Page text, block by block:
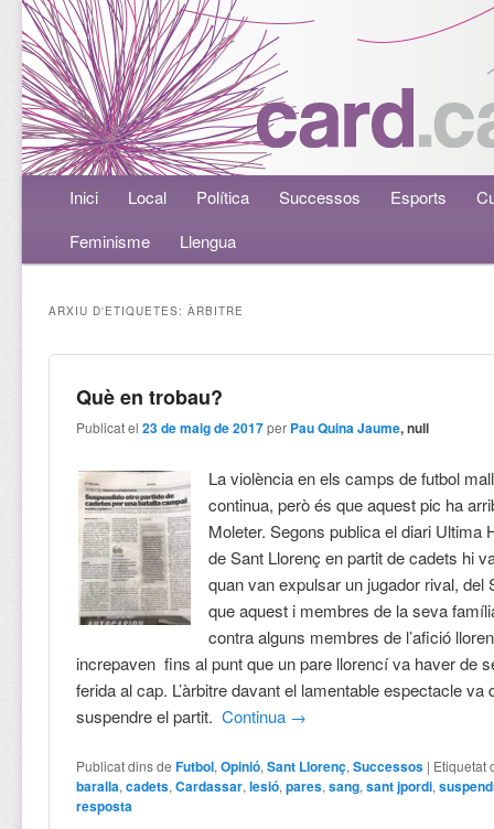
Menú principalAneu al contingut principal
Aneu al contingut secundari
Inici Local Política Successos Esports
Feminisme
Llengua
ARXIU D'ETIQUETES:ÀRBITRE
Què en trobau?
Publicat el23 de maig de 2017 per Pau Quina Jaume, null
La violència en els camps de futbol
continua, però és que aquest pic ha
Moleter. Segons publica el diari Ultima
de Sant Llorenç en partit de cadets hi
quan van expulsar un jugador rival, del
que aquest i membres de la seva
contra alguns membres de l’afició
increpaven fins al punt que un pare llorencí va haver de
ferida al cap. L’àrbitre davant el lamentable espectacle va
suspendre el partit.Continua →
Publicat dins de Futbol,Opinió,Sant Llorenç,Successos | Etiquetat
baralla,cadets,Cardassar,lesió,pares,sang,sant jpordi,
resposta